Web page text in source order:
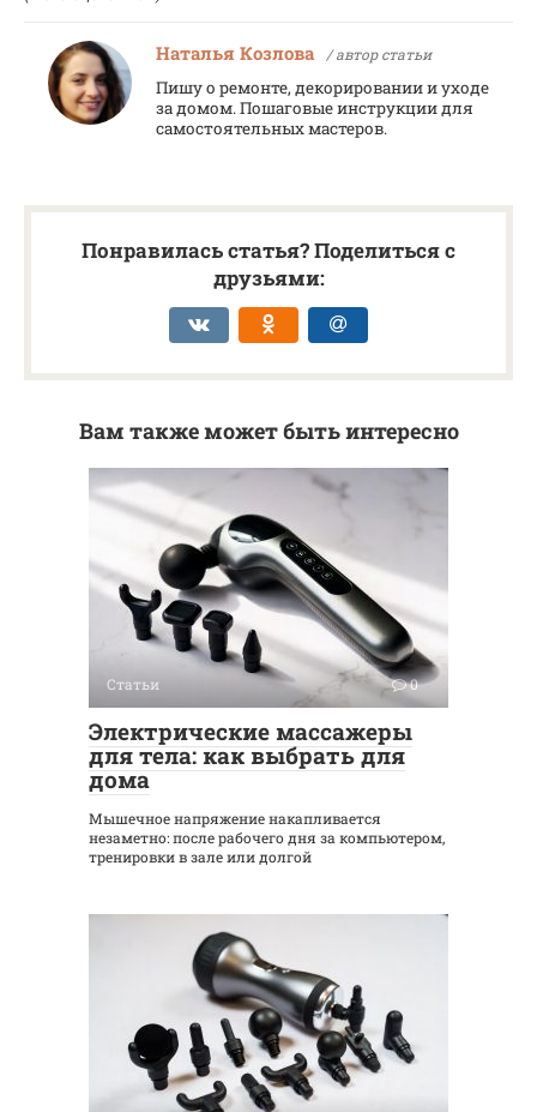
Наталья Козлова / автор статьи
Пишу о ремонте, декорировании и уходе
за домом. Пошаговые инструкции для
самостоятельных мастеров.
Понравилась статья? Поделиться с
друзьями:
Вам также может быть интересно
Статьи 0
Электрические массажеры
для тела: как выбрать для
дома
Мышечное напряжение накапливается
незаметно: после рабочего дня за компьютером,
тренировки в зале или долгой